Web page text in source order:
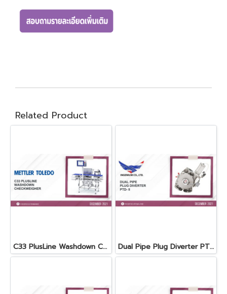
Related Product
C33 PlusLine Washdown Checkweigher Dual Pipe Plug Diverter PTD- II